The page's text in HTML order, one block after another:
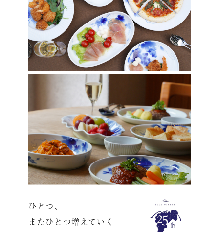
ひとつ、
またひとつ増えていく